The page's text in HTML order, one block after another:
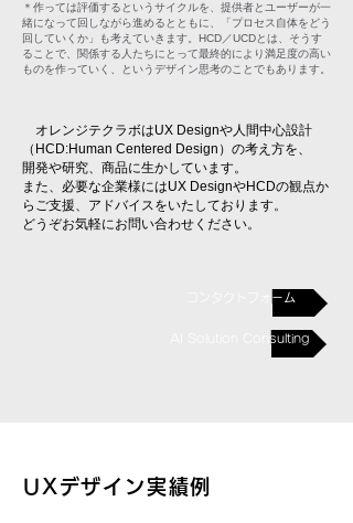
＊作っては評価するというサイクルを、提供者とユーザーが一
緒になって回しながら進めるとともに、「プロセス自体をどう
回していくか」も考えていきます。HCD／UCDとは、そうす
ることで、関係する人たちにとって最終的により満足度の高い
ものを作っていく、というデザイン思考のことでもあります。
オレンジテクラボはUX Designや人間中心設計
（HCD:Human Centered Design）の考え方を、
開発や研究、 商品に生かしています。
また、必要な企業様にはUX DesignやHCDの観点か
らご支援、 アドバイスをいたしております。
どうぞお気軽にお問い合わせください。
コンタクトフォーム
AI Solution Consulting
UXデザイン実績例